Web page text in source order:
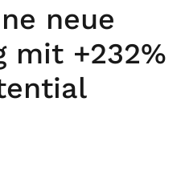
neue
mit +232%